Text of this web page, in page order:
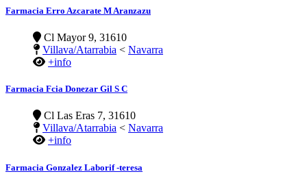
Farmacia Erro Azcarate M Aranzazu
Cl Mayor 9, 31610
Villava/Atarrabia < Navarra
+info
Farmacia Fcia Donezar Gil S C
Cl Las Eras 7, 31610
Villava/Atarrabia < Navarra
+info
Farmacia Gonzalez Laborif -teresa